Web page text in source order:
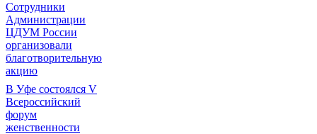
Сотрудники
Администрации
ЦДУМ России
организовали
благотворительную
акцию
В Уфе состоялся V
Всероссийский
форум
женственности